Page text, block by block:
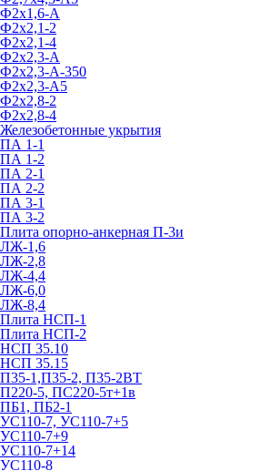
Ф2х1,6-А
Ф2х2,1-2
Ф2х2,1-4
Ф2х2,3-А
Ф2х2,3-А-350
Ф2х2,3-А5
Ф2х2,8-2
Ф2х2,8-4
Железобетонные укрытия
ПА 1-1
ПА 1-2
ПА 2-1
ПА 2-2
ПА 3-1
ПА 3-2
Плита опорно-анкерная П-3и
ЛЖ-1,6
ЛЖ-2,8
ЛЖ-4,4
ЛЖ-6,0
ЛЖ-8,4
Плита НСП-1
Плита НСП-2
НСП 35.10
НСП 35.15
П35-1,П35-2, П35-2ВТ
П220-5, ПС220-5т+1в
ПБ1, ПБ2-1
УС110-7, УС110-7+5
УС110-7+9
УС110-7+14
УС110-8